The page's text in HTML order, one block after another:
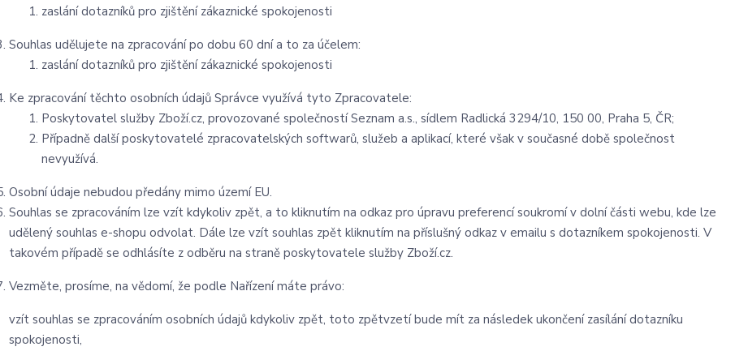
zaslání dotazníků pro zjištění zákaznické spokojenosti
Souhlas udělujete na zpracování po dobu 60 dní a to za účelem:
zaslání dotazníků pro zjištění zákaznické spokojenosti
Ke zpracování těchto osobních údajů Správce využívá tyto Zpracovatele:
Poskytovatel služby Zboží.cz, provozované společností Seznam a.s., sídlem Radlická 3294/10, 150 00, Praha 5, ČR;
Případně další poskytovatelé zpracovatelských softwarů, služeb a aplikací, které však v současné době společnost
nevyužívá.
Osobní údaje nebudou předány mimo území EU.
Souhlas se zpracováním lze vzít kdykoliv zpět, a to kliknutím na odkaz pro úpravu preferencí soukromí v dolní části webu, kde lze
udělený souhlas e-shopu odvolat. Dále lze vzít souhlas zpět kliknutím na příslušný odkaz v emailu s dotazníkem spokojenosti. V
takovém případě se odhlásíte z odběru na straně poskytovatele služby Zboží.cz.
Vezměte, prosíme, na vědomí, že podle Nařízení máte právo:
vzít souhlas se zpracováním osobních údajů kdykoliv zpět, toto zpětvzetí bude mít za následek ukončení zasílání dotazníku
spokojenosti,